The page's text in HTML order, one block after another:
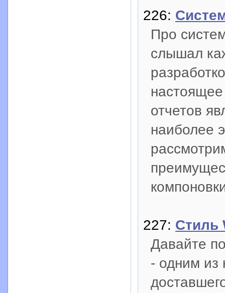
226:
Про
слышал
отчетов
наиболее
227: Стиль
Давайте
- одним из